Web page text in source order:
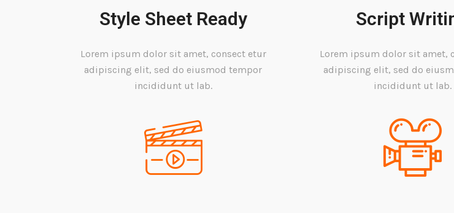
Style Sheet Ready
Lorem ipsum dolor sit amet, consect etur
adipiscing elit, sed do eiusmod tempor
incididunt ut lab.
Script
Lorem ipsum dolor sit amet,
adipiscing elit, sed do
incididunt ut lab.